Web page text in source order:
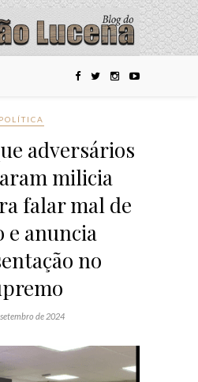
POLÍTICA
adversários
milicia
falar mal de
e anuncia
no
setembro de 2024